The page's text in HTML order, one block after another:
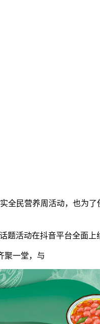
全民营养周活动，也为了
题活动在抖音平台全面上
一堂，与